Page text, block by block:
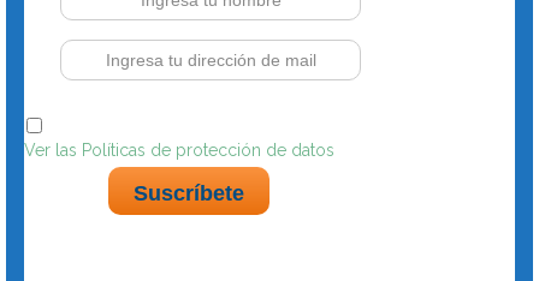
Ver las Políticas de protección de datos